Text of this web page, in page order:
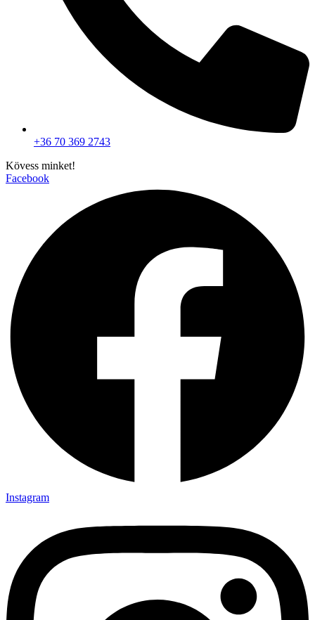
+36 70 369 2743
Kövess minket!
Facebook
Instagram